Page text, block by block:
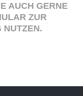
AUCH GERNE
ZUR
NUTZEN.